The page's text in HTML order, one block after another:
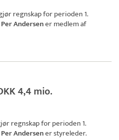
regnskap for perioden 1.
Per Andersener medlem af
4,4 mio.
regnskap for perioden 1.
Per Andersener styreleder.